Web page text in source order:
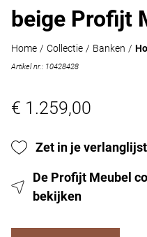
beige Profijt
Home / Collectie / Banken /
Artikel nr.: 10428428
€ 1.259,00
Zet in je verlanglijst
De Profijt Meubel
bekijken